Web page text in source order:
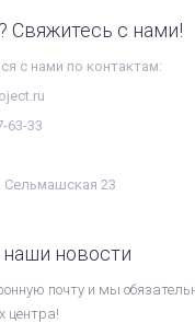
Свяжитесь с нами!
с нами по контактам:
63-33
Сельмашская 23
новости
почту и мы
центра!